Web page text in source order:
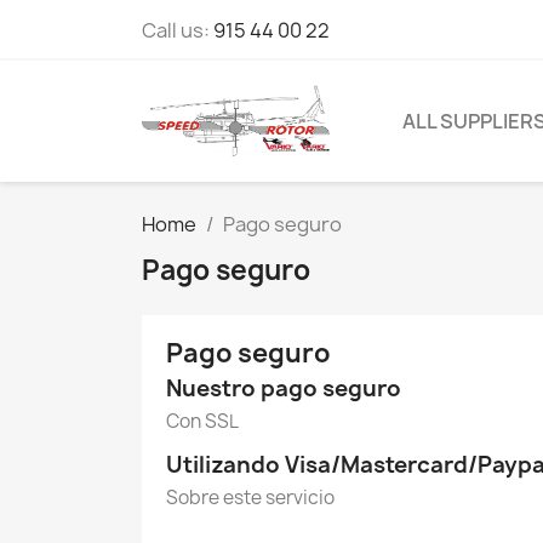
Call us: 915 44 00 22
ALL
Home Pago seguro
Pago seguro
Pago seguro
Nuestro pago seguro
Con SSL
Utilizando Visa/Mastercard/
Sobre este servicio